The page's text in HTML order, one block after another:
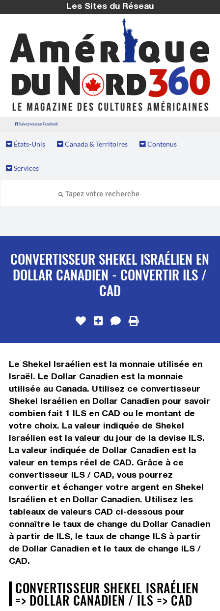
Les Sites du Réseau
Suivez nous sur Facebook
États-Unis Canada & Territoires Contenus
Services
CONVERTISSEUR SHEKEL ISRAÉLIEN EN
DOLLAR CANADIEN - CONVERTIR ILS /
CAD
Le Shekel Israélien est la monnaie utilisée en
Israël. Le Dollar Canadien est la monnaie
utilisée au Canada. Utilisez ce convertisseur
Shekel Israélien en Dollar Canadien pour savoir
combien fait 1 ILS en CAD ou le montant de
votre choix. La valeur indiquée de Shekel
Israélien est la valeur du jour de la devise ILS.
La valeur indiquée de Dollar Canadien est la
valeur en temps réel de CAD. Grâce à ce
convertisseur ILS / CAD, vous pourrez
convertir et échanger votre argent en Shekel
Israélien et en Dollar Canadien. Utilisez les
tableaux de valeurs CAD ci-dessous pour
connaître le taux de change du Dollar Canadien
à partir de ILS, le taux de change ILS à partir
de Dollar Canadien et le taux de change ILS /
CAD.
CONVERTISSEUR SHEKEL ISRAÉLIEN
=> DOLLAR CANADIEN / ILS => CAD